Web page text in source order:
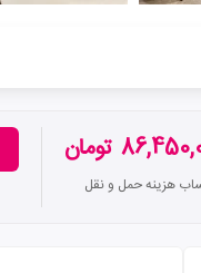
تومان
هزینه حمل و نقل